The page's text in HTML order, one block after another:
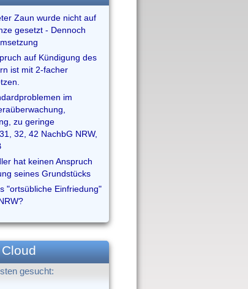
Zaun wurde nicht auf
gesetzt - Dennoch
auf Kündigung des
ist mit 2-facher
im
zu geringe
32, 42 NachbG NRW,
hat keinen Anspruch
seines Grundstücks
"ortsübliche Einfriedung"
gesucht: